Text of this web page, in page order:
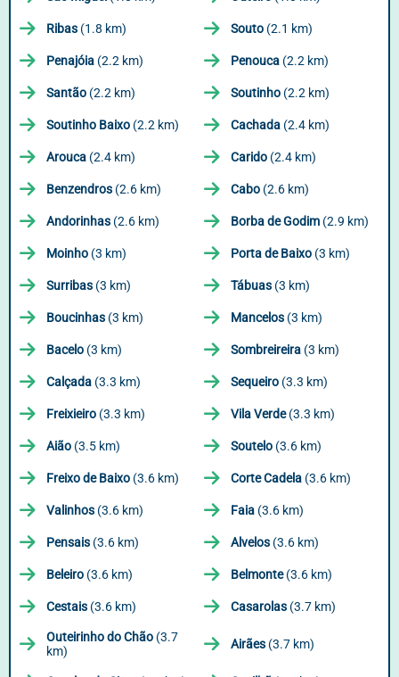
Ribas (1.8 km) Souto (2.1 km)
Penajóia (2.2 km) Penouca (2.2 km)
Santão (2.2 km) Soutinho (2.2 km)
Soutinho Baixo (2.2 km) Cachada (2.4 km)
Arouca (2.4 km) Carido (2.4 km)
Benzendros (2.6 km) Cabo (2.6 km)
Andorinhas (2.6 km) Borba de Godim (2.9 km)
Moinho (3 km) Porta de Baixo (3 km)
Surribas (3 km) Tábuas (3 km)
Boucinhas (3 km) Mancelos (3 km)
Bacelo (3 km) Sombreireira (3 km)
Calçada (3.3 km) Sequeiro (3.3 km)
Freixieiro (3.3 km) Vila Verde(3.3 km)
Aião (3.5 km) Soutelo (3.6 km)
Freixo de Baixo (3.6 km) Corte Cadela (3.6 km)
Valinhos (3.6 km) Faia (3.6 km)
Pensais (3.6 km) Alvelos (3.6 km)
Beleiro (3.6 km) Belmonte(3.6 km)
Cestais (3.6 km) Casarolas (3.7 km)
Outeirinho do Chão (3.7
km)
Airães (3.7 km)